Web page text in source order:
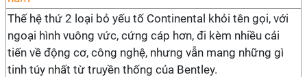
Thế hệ thứ 2 loại bỏ yếu tố Continental khỏi tên gọi, với
ngoại hình vuông vức, cứng cáp hơn, đi kèm nhiều cải
tiến về động cơ, công nghệ, nhưng vẫn mang những gì
tinh túy nhất từ truyền thống của Bentley.